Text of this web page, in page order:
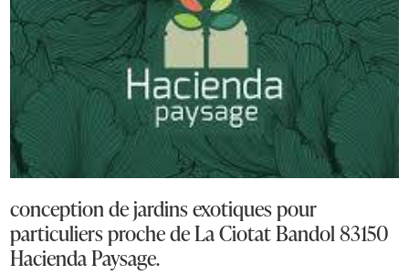
conception de jardins exotiques pour
particuliers proche de La Ciotat Bandol 83150
Hacienda Paysage.